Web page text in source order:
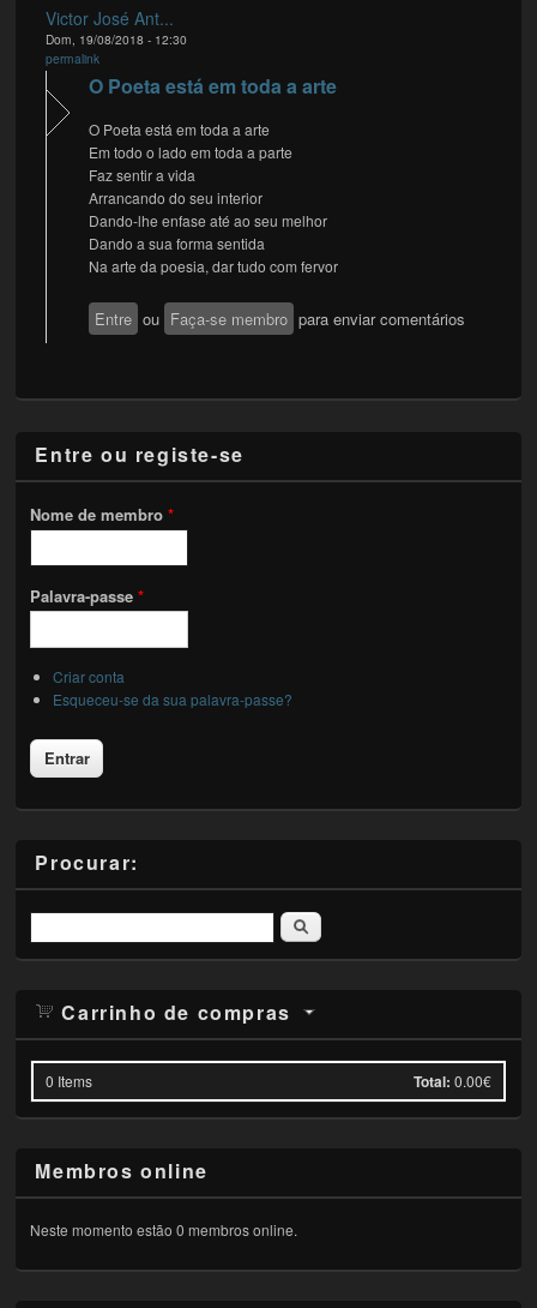
Victor José Ant...
Dom, 19/08/2018 - 12:30
permalink
O Poeta está em toda a arte
O Poeta está em toda a arte
Em todo o lado em toda a parte
Faz sentir a vida
Arrancando do seu interior
Dando-lhe enfase até ao seu melhor
Dando a sua forma sentida
Na arte da poesia, dar tudo com fervor
Entre ou Faça-se membro para enviar comentários
Entre ou registe-se
Nome de membro*
Palavra-passe*
Criar conta
Esqueceu-se da sua palavra-passe?
Procurar:
Pesquisar
Carrinho de compras
0 Items Total: 0.00€
Membros online
Neste momento estão 0 membros online.